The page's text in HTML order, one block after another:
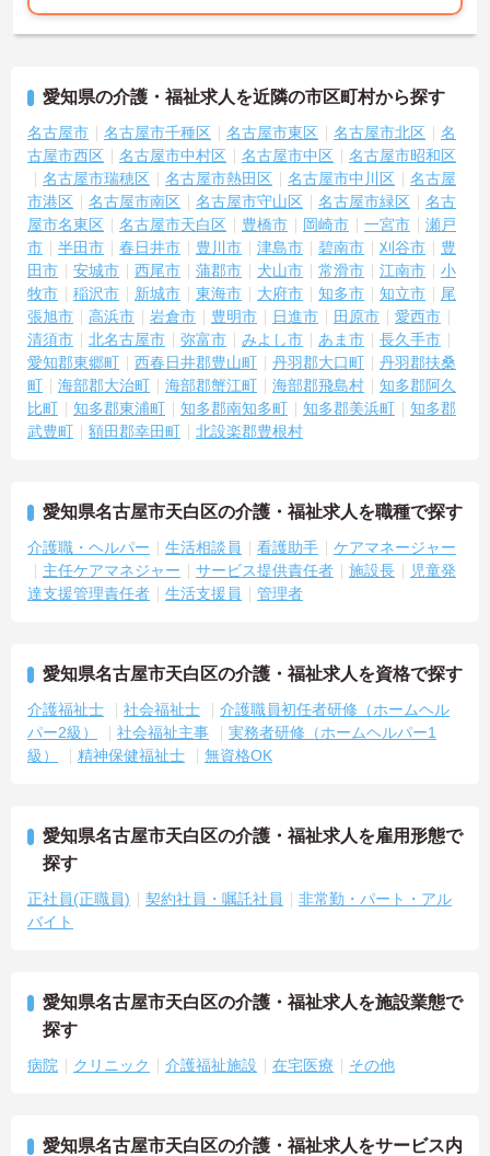
愛知県の介護・福祉求人を近隣の市区町村から探す
名古屋市 名古屋市千種区 名古屋市東区 名古屋市北区
名
古屋市西区
名古屋市中村区 名古屋市中区
名古屋市昭和区
名古屋市瑞穂区
名古屋市熱田区 名古屋市中川区
名古屋
市港区
名古屋市南区 名古屋市守山区 名古屋市緑区
名古
屋市名東区
名古屋市天白区 豊橋市 岡崎市 一宮市
瀬戸
市
半田市 春日井市 豊川市 津島市 碧南市 刈谷市
豊
田市
安城市 西尾市 蒲郡市 犬山市 常滑市 江南市
小
牧市
稲沢市 新城市 東海市 大府市 知多市 知立市
尾
張旭市
高浜市 岩倉市 豊明市 日進市 田原市
愛西市
清須市
北名古屋市 弥富市 みよし市 あま市
長久手市
愛知郡東郷町
西春日井郡豊山町 丹羽郡大口町
丹羽郡扶桑
町
海部郡大治町 海部郡蟹江町 海部郡飛島村
知多郡阿久
比町
知多郡東浦町 知多郡南知多町 知多郡美浜町
知多郡
武豊町
額田郡幸田町 北設楽郡豊根村
愛知県名古屋市天白区の介護・福祉求人を職種で探す
介護職・ヘルパー 生活相談員 看護助手
ケアマネージャー
主任ケアマネジャー
サービス提供責任者 施設長
児童発
達支援管理責任者
生活支援員 管理者
愛知県名古屋市天白区の介護・福祉求人を資格で探す
介護福祉士 社会福祉士
介護職員初任者研修（ホームヘル
パー2級）
社会福祉主事
実務者研修（ホームヘルパー1
級）
精神保健福祉士 無資格OK
愛知県名古屋市天白区の介護・福祉求人を雇用形態で
探す
正社員(正職員) 契約社員・嘱託社員
非常勤・パート・アル
バイト
愛知県名古屋市天白区の介護・福祉求人を施設業態で
探す
病院 クリニック 介護福祉施設 在宅医療 その他
愛知県名古屋市天白区の介護・福祉求人をサービス内